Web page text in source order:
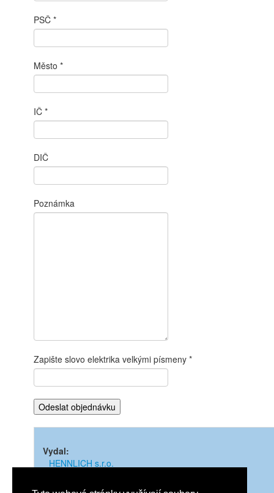
PSČ
Město
IČ
DIČ
Poznámka
Zapište slovo elektrika velkými písmeny
Vydal:
HENNLICH s.r.o.
2023